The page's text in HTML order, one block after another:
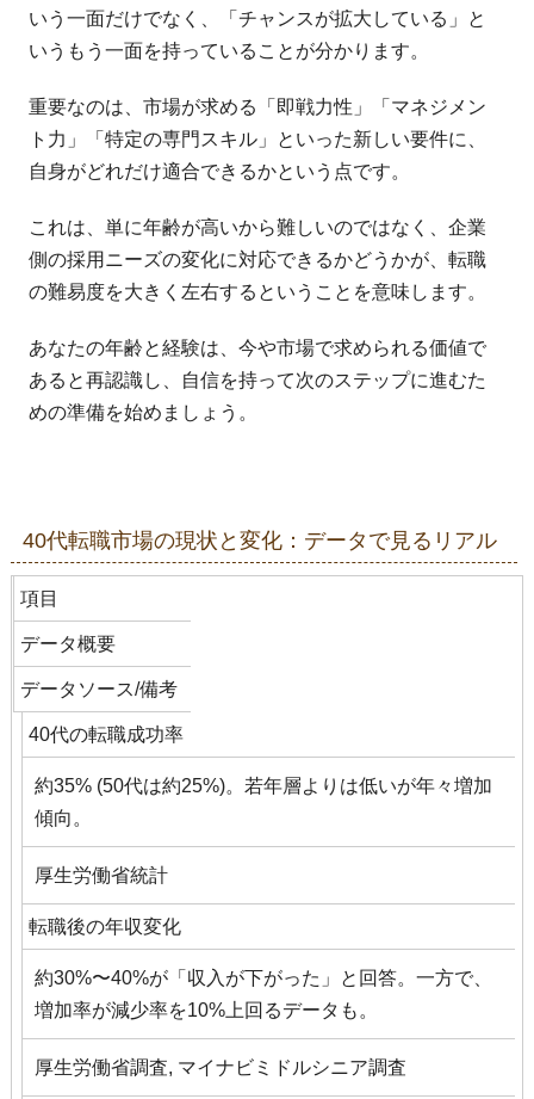
いう一面だけでなく、「チャンスが拡大している」と
いうもう一面を持っていることが分かります。
重要なのは、市場が求める「即戦力性」「マネジメン
ト力」「特定の専門スキル」といった新しい要件に、
自身がどれだけ適合できるかという点です。
これは、単に年齢が高いから難しいのではなく、企業
側の採用ニーズの変化に対応できるかどうかが、転職
の難易度を大きく左右するということを意味します。
あなたの年齢と経験は、今や市場で求められる価値で
あると再認識し、自信を持って次のステップに進むた
めの準備を始めましょう。
40代転職市場の現状と変化：データで見るリアル
項目
データ概要
データソース/備考
40代の転職成功率
約35% (50代は約25%)。若年層よりは低いが年々増加
傾向。
厚生労働省統計
転職後の年収変化
約30%〜40%が「収入が下がった」と回答。一方で、
増加率が減少率を10%上回るデータも。
厚生労働省調査, マイナビミドルシニア調査